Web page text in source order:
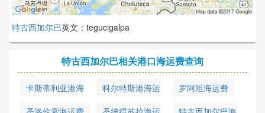
特古西加尔巴英文：tegucigalpa
特古西加尔巴相关港口海运费查询
卡斯蒂利亚港海
科尔特斯港海运
罗阿坦海运费